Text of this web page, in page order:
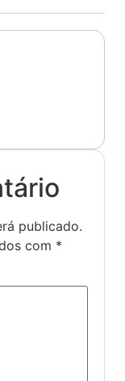
publicado.
com *